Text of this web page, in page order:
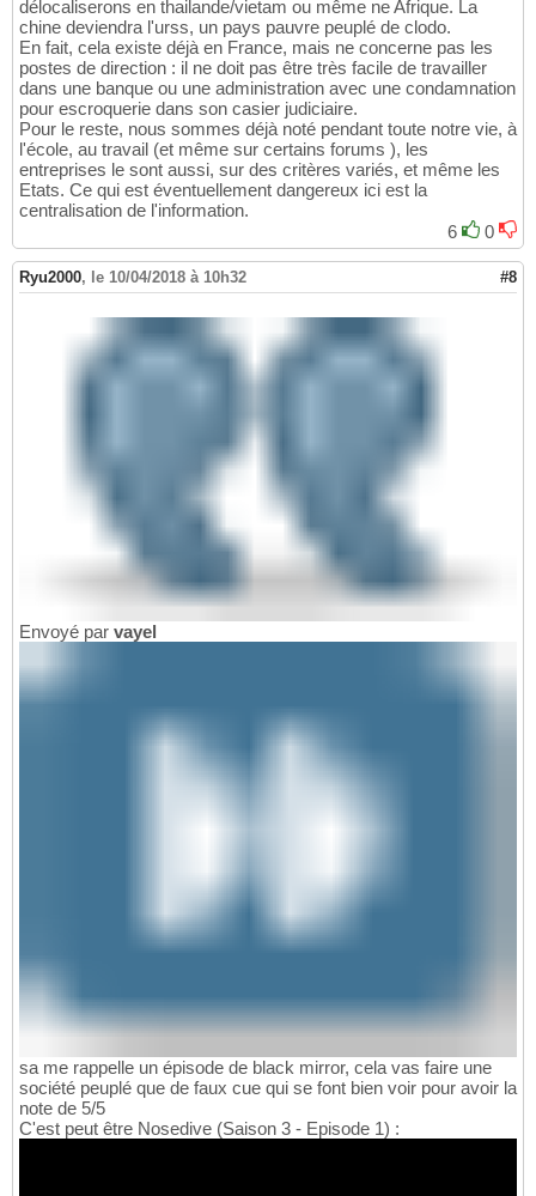
délocaliserons en thailande/vietam ou même ne Afrique. La
chine deviendra l'urss, un pays pauvre peuplé de clodo.
En fait, cela existe déjà en France, mais ne concerne pas les
postes de direction : il ne doit pas être très facile de travailler
dans une banque ou une administration avec une condamnation
pour escroquerie dans son casier judiciaire.
Pour le reste, nous sommes déjà noté pendant toute notre vie, à
l'école, au travail (et même sur certains forums ), les
entreprises le sont aussi, sur des critères variés, et même les
Etats. Ce qui est éventuellement dangereux ici est la
centralisation de l'information.
6
0
Ryu2000, le 10/04/2018 à 10h32 #8
Envoyé par vayel
sa me rappelle un épisode de black mirror, cela vas faire une
société peuplé que de faux cue qui se font bien voir pour avoir la
note de 5/5
C'est peut être Nosedive (Saison 3 - Episode 1) :